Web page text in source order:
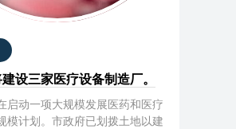
设三家医疗设备制造厂。
启动一项大规模发展医药和医疗
模计划。市政府已划拨土地以建